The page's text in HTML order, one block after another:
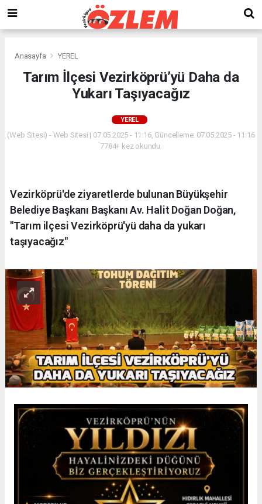
Anasayfa YEREL
Tarım İlçesi Vezirköprü’yü Daha da
Yukarı Taşıyacağız
YEREL
(Web Sitesi) - Web Sitesi | 07.05.2025 - 11:16, Güncelleme: 07.05.2025 - 11:16
7784+ kez okundu.
Vezirköprü'de ziyaretlerde bulunan Büyükşehir
Belediye Başkanı Başkanı Av. Halit Doğan Doğan,
"Tarım ilçesi Vezirköprü'yü daha da yukarı
taşıyacağız"